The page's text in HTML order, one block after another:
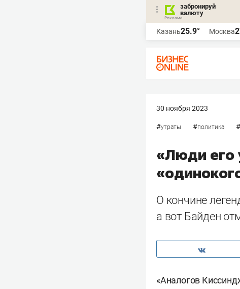
забронируй
валюту
Казань25.9° Москва
30 ноября 2023
#утраты #политика #
«Люди его
О кончине
а вот Байден
«Аналогов